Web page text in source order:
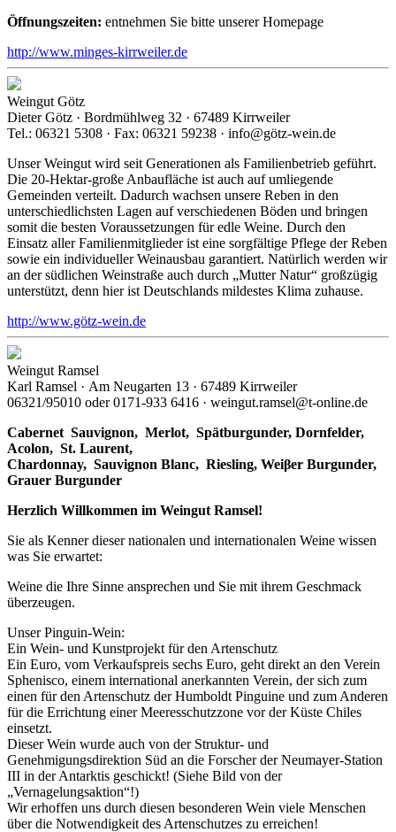
Öffnungszeiten: entnehmen Sie bitte unserer Homepage
http://www.minges-kirrweiler.de
Weingut Götz
Dieter Götz · Bordmühlweg 32 · 67489 Kirrweiler
Tel.: 06321 5308 · Fax: 06321 59238 · info@götz-wein.de
Unser Weingut wird seit Generationen als Familienbetrieb geführt.
Die 20-Hektar-große Anbaufläche ist auch auf umliegende
Gemeinden verteilt. Dadurch wachsen unsere Reben in den
unterschiedlichsten Lagen auf verschiedenen Böden und bringen
somit die besten Voraussetzungen für edle Weine. Durch den
Einsatz aller Familienmitglieder ist eine sorgfältige Pflege der Reben
sowie ein individueller Weinausbau garantiert. Natürlich werden wir
an der südlichen Weinstraße auch durch „Mutter Natur“ großzügig
unterstützt, denn hier ist Deutschlands mildestes Klima zuhause.
http://www.götz-wein.de
Weingut Ramsel
Karl Ramsel · Am Neugarten 13 · 67489 Kirrweiler
06321/95010 oder 0171-933 6416 · weingut.ramsel@t-online.de
Cabernet Sauvignon, Merlot, Spätburgunder, Dornfelder,
Acolon, St. Laurent,
Chardonnay, Sauvignon Blanc, Riesling, Weiβer Burgunder,
Grauer Burgunder
Herzlich Willkommen im Weingut Ramsel!
Sie als Kenner dieser nationalen und internationalen Weine wissen
was Sie erwartet:
Weine die Ihre Sinne ansprechen und Sie mit ihrem Geschmack
überzeugen.
Unser Pinguin-Wein:
Ein Wein- und Kunstprojekt für den Artenschutz
Ein Euro, vom Verkaufspreis sechs Euro, geht direkt an den Verein
Sphenisco, einem international anerkannten Verein, der sich zum
einen für den Artenschutz der Humboldt Pinguine und zum Anderen
für die Errichtung einer Meeresschutzzone vor der Küste Chiles
einsetzt.
Dieser Wein wurde auch von der Struktur- und
Genehmigungsdirektion Süd an die Forscher der Neumayer-Station
III in der Antarktis geschickt! (Siehe Bild von der
„Vernagelungsaktion“!)
Wir erhoffen uns durch diesen besonderen Wein viele Menschen
über die Notwendigkeit des Artenschutzes zu erreichen!